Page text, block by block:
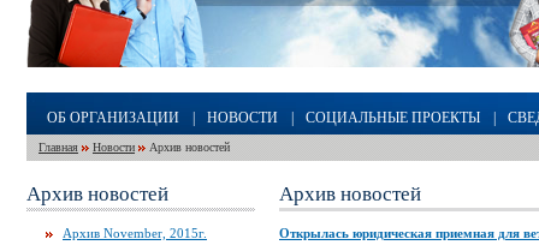
ОБ ОРГАНИЗАЦИИ НОВОСТИ СОЦИАЛЬНЫЕ ПРОЕКТЫ
Главная Новости Архив новостей
Архив новостей
Архив November, 2015г.
Архив новостей
Открылась юридическая приемная для